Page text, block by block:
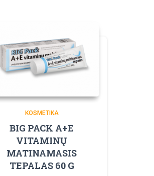
KOSMETIKA
BIG PACK A+E
VITAMINŲ
MATINAMASIS
TEPALAS 60 G